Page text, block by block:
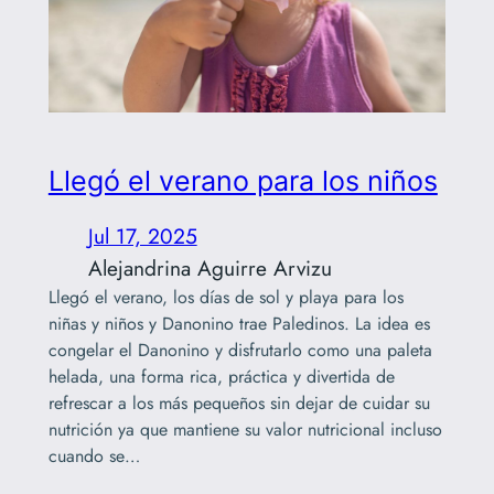
Llegó el verano para los niños
Jul 17, 2025
Alejandrina Aguirre Arvizu
Llegó el verano, los días de sol y playa para los
niñas y niños y Danonino trae Paledinos. La idea es
congelar el Danonino y disfrutarlo como una paleta
helada, una forma rica, práctica y divertida de
refrescar a los más pequeños sin dejar de cuidar su
nutrición ya que mantiene su valor nutricional incluso
cuando se…